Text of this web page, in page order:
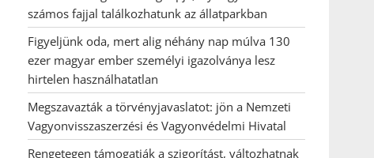
számos fajjal találkozhatunk az állatparkban
Figyeljünk oda, mert alig néhány nap múlva 130
ezer magyar ember személyi igazolványa lesz
hirtelen használhatatlan
Megszavazták a törvényjavaslatot: jön a Nemzeti
Vagyonvisszaszerzési és Vagyonvédelmi Hivatal
Rengetegen támogatják a szigorítást, változhatnak